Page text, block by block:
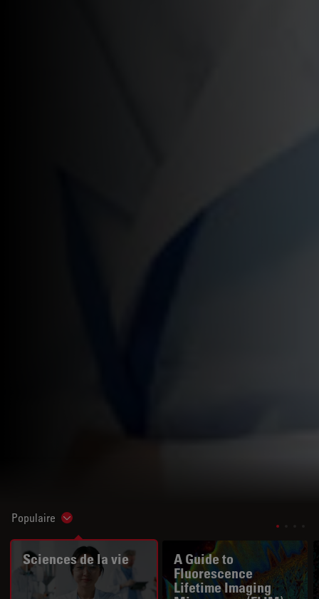
Populaire Show subnavigation
Sciences de la vie
A Guide to
Fluorescence
Lifetime Imaging